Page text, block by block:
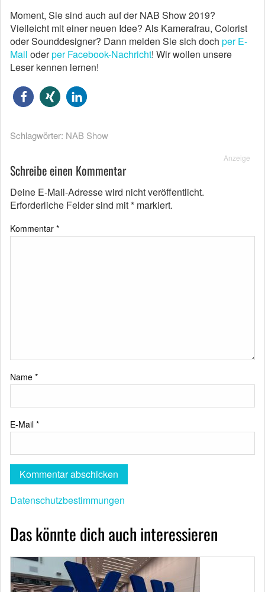
Moment, Sie sind auch auf der NAB Show 2019?
Vielleicht mit einer neuen Idee? Als Kamerafrau, Colorist
oder Sounddesigner? Dann melden Sie sich doch per E-
Mail oderper Facebook-Nachricht! Wir wollen unsere
Leser kennen lernen!
Schlagwörter: NAB Show
Anzeige
Schreibe einen Kommentar
Deine E-Mail-Adresse wird nicht veröffentlicht.
Erforderliche Felder sind mit* markiert.
Kommentar *
Name *
E-Mail *
Datenschutzbestimmungen
Das könnte dich auch interessieren